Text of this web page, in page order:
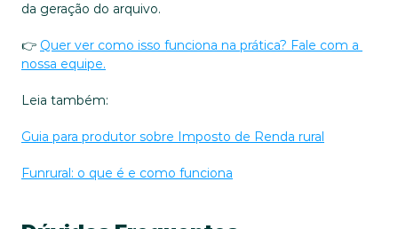
da geração do arquivo.
👉 Quer ver como isso funciona na prática? Fale com a
nossa equipe.
Leia também:
Guia para produtor sobre Imposto de Renda rural
Funrural: o que é e como funciona